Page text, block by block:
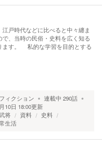
戸時代などに比べると中々纏ま
、当時の民俗・史料を広く知る
ます。 私的な学習を目的とする
ィクション 連載中 290話
10日 18:00更新
将 資料
史料
生活